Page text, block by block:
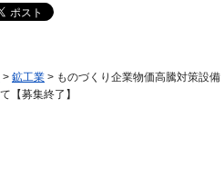
> 鉱工業 > ものづくり企業物価高騰対策設備
【募集終了】